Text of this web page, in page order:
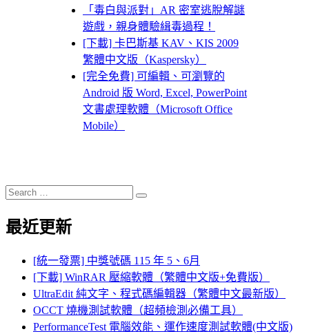
「毒白與派對」AR 密室逃脫解謎
遊戲，親身體驗緝毒過程！
[下載] 卡巴斯基 KAV、KIS 2009
繁體中文版（Kaspersky）
[完全免費] 可編輯、可瀏覽的
Android 版 Word, Excel, PowerPoint
文書處理軟體（Microsoft Office
Mobile）
Search
for:
Search
最近更新
[統一發票] 中獎號碼 115 年 5、6月
[下載] WinRAR 壓縮軟體（繁體中文版+免費版）
UltraEdit 純文字、程式碼編輯器（繁體中文最新版）
OCCT 燒機測試軟體（超頻檢測必備工具）
PerformanceTest 電腦效能、運作速度測試軟體(中文版)